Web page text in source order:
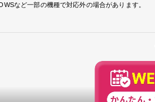
など一部の機種で対応外の場合があります。